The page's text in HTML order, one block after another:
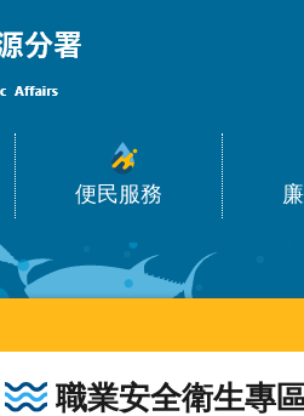
便民服務
職業安全衛生專區